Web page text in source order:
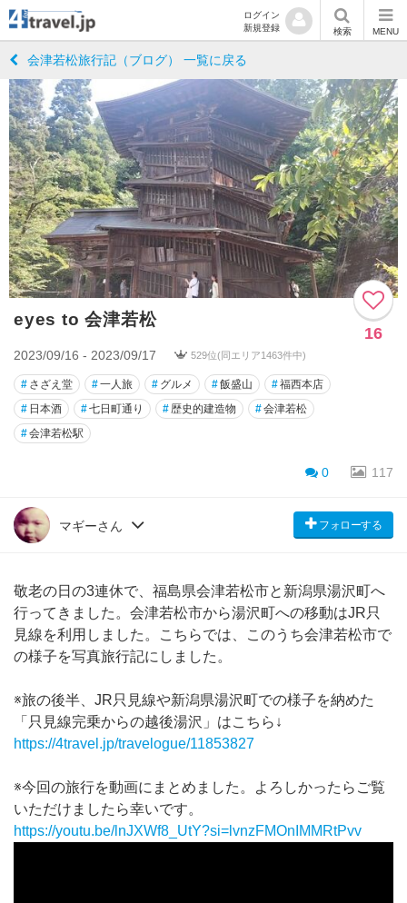
ログイン
新規登録
検索 MENU
会津若松旅行記（ブログ） 一覧に戻る
eyes to 会津若松
16
2023/09/16 - 2023/09/17 529位(同エリア1463件中)
# さざえ堂 #一人旅 # グルメ #飯盛山 #福西本店
# 日本酒 #七日町通り # 歴史的建造物 #会津若松
#会津若松駅
0 117
マギーさん フォローする
敬老の日の3連休で、福島県会津若松市と新潟県湯沢町へ
行ってきました。会津若松市から湯沢町への移動はJR只
見線を利用しました。こちらでは、このうち会津若松市で
の様子を写真旅行記にしました。
※旅の後半、JR只見線や新潟県湯沢町での様子を納めた
「只見線完乗からの越後湯沢」はこちら↓
https://4travel.jp/travelogue/11853827
※今回の旅行を動画にまとめました。よろしかったらご覧
いただけましたら幸いです。
https://youtu.be/lnJXWf8_UtY?si=lvnzFMOnIMMRtPvv